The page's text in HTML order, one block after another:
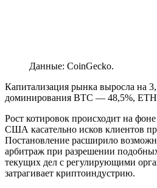
Данные: CoinGecko.
Капитализация рынка выросла на
доминирования BTC — 48,5%,
Рост котировок происходит на фоне
США касательно исков клиентов
Постановление расширило
арбитраж при разрешении
текущих дел с регулирующими
затрагивает криптоиндустрию.